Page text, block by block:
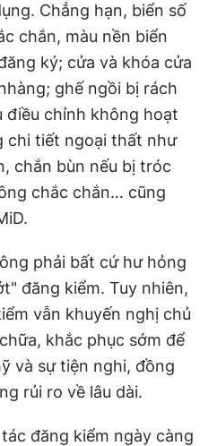
Chẳng hạn, biển số
chắn, màu nền biển
ký; cửa và khóa cửa
ghế ngồi bị rách
điều chỉnh không hoạt
chi tiết ngoại thất như
chắn bùn nếu bị tróc
chắc chắn… cũng
phải bất cứ hư hỏng
đăng kiểm. Tuy nhiên,
vẫn khuyến nghị chủ
khắc phục sớm để
và sự tiện nghi, đồng
rủi ro về lâu dài.
đăng kiểm ngày càng